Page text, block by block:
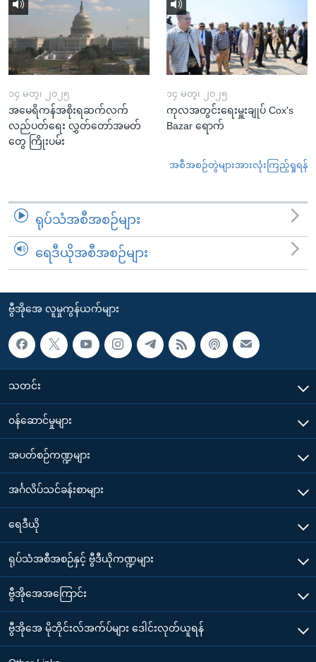
၁၄ မတ္၊ ၂၀၂၅
အမေရိကန်အစိုးရဆက်လက်
လည်ပတ်ရေး လွှတ်တော်အမတ်
တွေ ကြိုးပမ်း
၁၄ မတ္၊ ၂၀၂၅
ကုလအတွင်းရေးမှူးချုပ် Cox's
Bazar ရောက်
အစီအစဉ်တွဲများအားလုံးကြည့်ရှုရန်
ရုပ်သံအစီအစဉ်များ
ရေဒီယိုအစီအစဉ်များ
ဗွီအိုအေ လူမှုကွန်ယက်များ
သတင်း
၀န်ဆောင်မှုများ
အပတ်စဉ်ကဏ္ဍများ
အင်္ဂလိပ်သင်ခန်းစာများ
ရေဒီယို
ရုပ်သံအစီအစဉ်နှင့် ဗွီဒီယိုကဏ္ဍများ
ဗွီအိုအေအကြောင်း
ဗွီအိုအေ မိုဘိုင်းလ်အက်ပ်များ ဒေါင်းလုတ်ယူရန်